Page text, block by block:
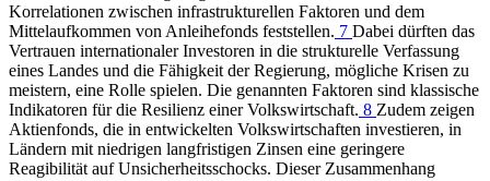
Korrelationen zwischen infrastrukturellen Faktoren und dem
Mittelaufkommen von Anleihefonds feststellen. 7 Dabei dürften das
Vertrauen internationaler Investoren in die strukturelle Verfassung
eines Landes und die Fähigkeit der Regierung, mögliche Krisen zu
meistern, eine Rolle spielen. Die genannten Faktoren sind klassische
Indikatoren für die Resilienz einer Volkswirtschaft. 8 Zudem zeigen
Aktienfonds, die in entwickelten Volkswirtschaften investieren, in
Ländern mit niedrigen langfristigen Zinsen eine geringere
Reagibilität auf Unsicherheitsschocks. Dieser Zusammenhang